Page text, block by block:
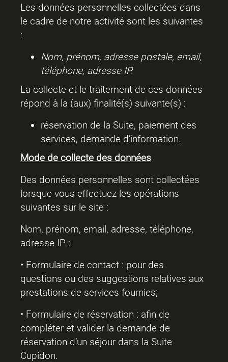
Les données personnelles collectées dans
le cadre de notre activité sont les suivantes
:
Nom, prénom, adresse postale, email,
téléphone, adresse IP.
La collecte et le traitement de ces données
répond à la (aux) finalité(s) suivante(s) :
réservation de la Suite, paiement des
services, demande d’information.
Mode de collecte des données
Des données personnelles sont collectées
lorsque vous effectuez les opérations
suivantes sur le site :
Nom, prénom, email, adresse, téléphone,
adresse IP :
• Formulaire de contact : pour des
questions ou des suggestions relatives aux
prestations de services fournies;
• Formulaire de réservation : afin de
compléter et valider la demande de
réservation d’un séjour dans la Suite
Cupidon.